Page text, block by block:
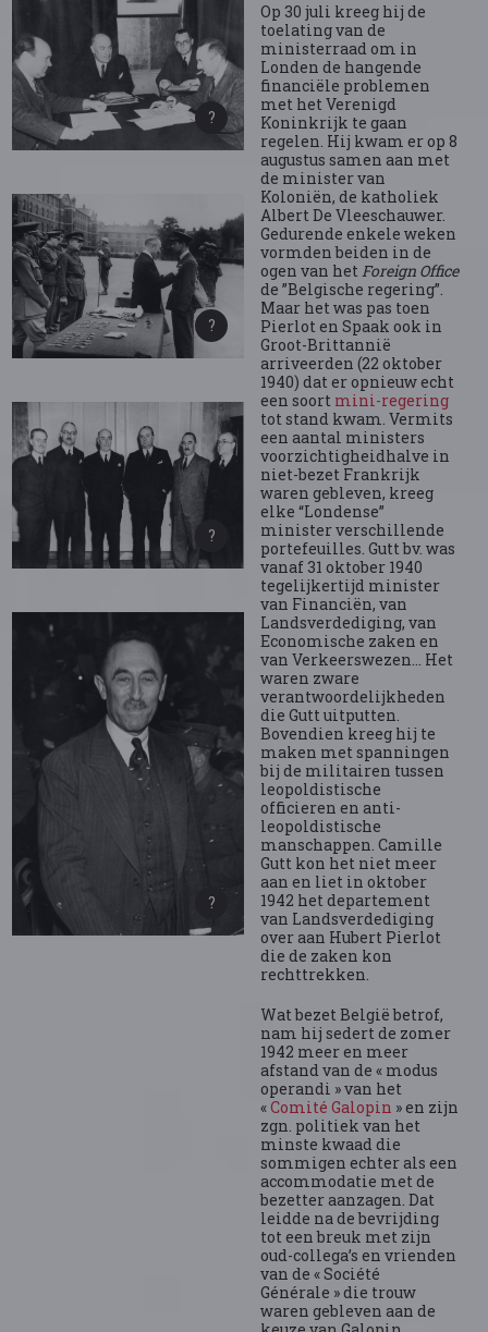
Op 30 juli kreeg hij de
toelating van de
ministerraad om in
Londen de hangende
financiële problemen
met het Verenigd
Koninkrijk te gaan
regelen. Hij kwam er op 8
augustus samen aan met
de minister van
Koloniën, de katholiek
Albert De Vleeschauwer.
Gedurende enkele weken
vormden beiden in de
ogen van hetForeign Office
de ”Belgische regering”.
Maar het was pas toen
Pierlot en Spaak ook in
Groot-Brittannië
arriveerden (22 oktober
1940) dat er opnieuw echt
een soort mini-regering
tot stand kwam. Vermits
een aantal ministers
voorzichtigheidhalve in
niet-bezet Frankrijk
waren gebleven, kreeg
elke “Londense”
minister verschillende
portefeuilles. Gutt bv. was
vanaf 31 oktober 1940
tegelijkertijd minister
van Financiën, van
Landsverdediging, van
Economische zaken en
van Verkeerswezen… Het
waren zware
verantwoordelijkheden
die Gutt uitputten.
Bovendien kreeg hij te
maken met spanningen
bij de militairen tussen
leopoldistische
officieren en anti-
leopoldistische
manschappen. Camille
Gutt kon het niet meer
aan en liet in oktober
1942 het departement
van Landsverdediging
over aan Hubert Pierlot
die de zaken kon
rechttrekken.
Wat bezet België betrof,
nam hij sedert de zomer
1942 meer en meer
afstand van de « modus
operandi » van het
«Comité Galopin » en zijn
zgn. politiek van het
minste kwaad die
sommigen echter als een
accommodatie met de
bezetter aanzagen. Dat
leidde na de bevrijding
tot een breuk met zijn
oud-collega’s en vrienden
van de « Société
Générale » die trouw
waren gebleven aan de